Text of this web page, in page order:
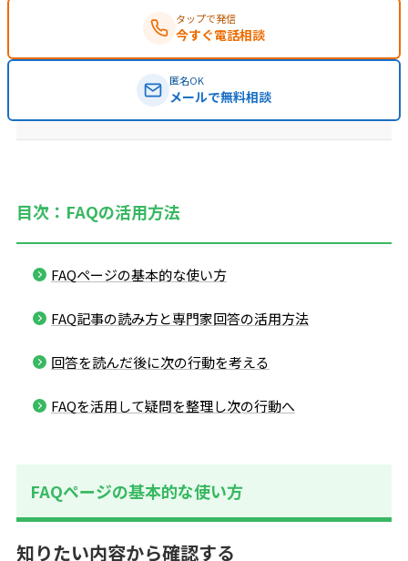
タップで発信
今すぐ電話相談
匿名OK
メールで無料相談
目次：FAQの活用方法
FAQページの基本的な使い方
FAQ記事の読み方と専門家回答の活用方法
回答を読んだ後に次の行動を考える
FAQを活用して疑問を整理し次の行動へ
FAQページの基本的な使い方
知りたい内容から確認する